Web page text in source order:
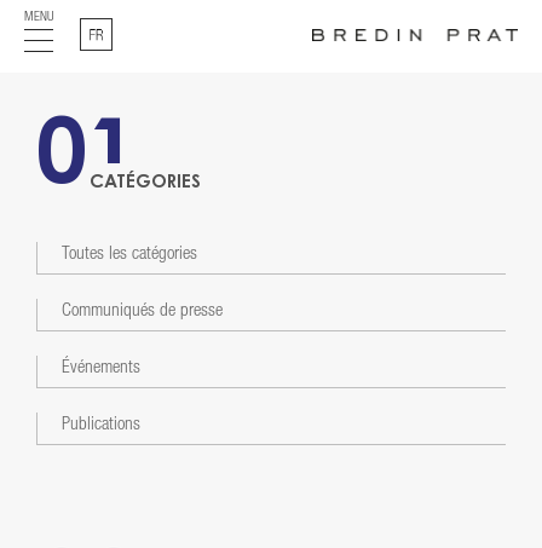
MENU Français
CATÉGORIES
01
Toutes les catégories
Communiqués de presse
Événements
Publications